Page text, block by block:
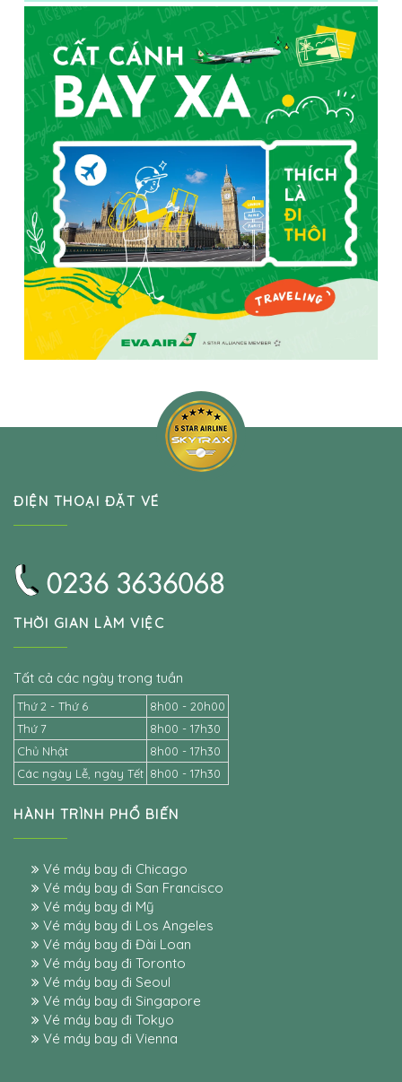
ĐIỆN THOẠI ĐẶT VÉ
THỜI GIAN LÀM VIỆC
Tất cả các ngày trong tuần
Thứ 2 - Thứ 6
8h00 - 20h00
Thứ 7
8h00 - 17h30
Chủ Nhật
8h00 - 17h30
Các ngày Lễ, ngày Tết 8h00 - 17h30
HÀNH TRÌNH PHỔ BIẾN
Vé máy bay đi Chicago
Vé máy bay đi San Francisco
Vé máy bay đi Mỹ
Vé máy bay đi Los Angeles
Vé máy bay đi Đài Loan
Vé máy bay đi Toronto
Vé máy bay đi Seoul
Vé máy bay đi Singapore
Vé máy bay đi Tokyo
Vé máy bay đi Vienna